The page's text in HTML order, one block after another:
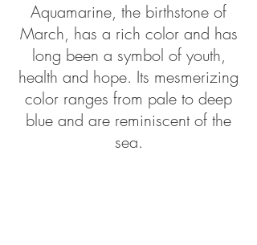
Aquamarine, the birthstone of
March, has a rich color and has
long been a symbol of youth,
health and hope. Its mesmerizing
color ranges from pale to deep
blue and are reminiscent of the
sea.